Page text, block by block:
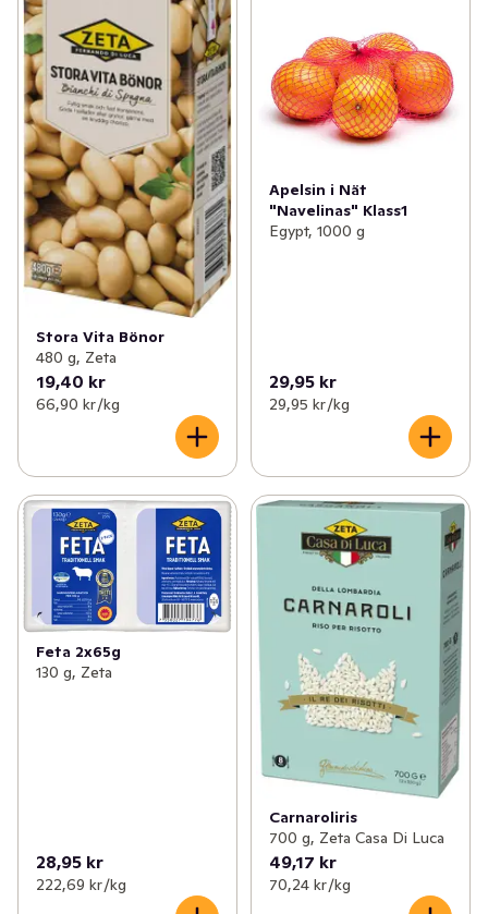
Stora Vita Bönor
480 g, Zeta
19,40 kr
66,90 kr /kg
Apelsin i Nät
"Navelinas" Klass1
Egypt, 1000 g
29,95 kr
29,95 kr /kg
Feta 2x65g
130 g, Zeta
28,95 kr
222,69 kr /kg
Carnaroliris
700 g, Zeta Casa Di Luca
49,17 kr
70,24 kr /kg